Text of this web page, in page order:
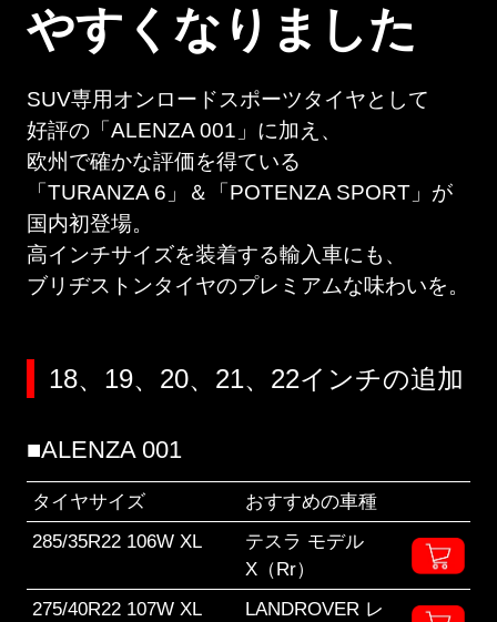
やすくなりました
SUV専用オンロードスポーツタイヤとして
好評の「ALENZA 001」に加え、
欧州で確かな評価を得ている
「TURANZA 6」＆「POTENZA SPORT」が
国内初登場。
高インチサイズを装着する輸入車にも、
ブリヂストンタイヤのプレミアムな味わいを。
18、19、20、21、22インチの追加
■ALENZA 001
タイヤサイズ
おすすめの車種
285/35R22 106W XL
テスラ モデル
X（Rr）
275/40R22 107W XL
LANDROVER レ